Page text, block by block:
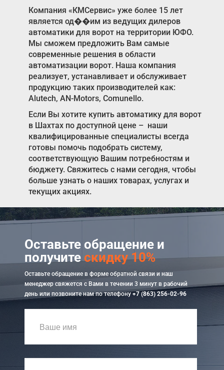
Компания «КМСервис» уже более 15 лет
является од��им из ведущих дилеров
автоматики для ворот на территории ЮФО.
Мы сможем предложить Вам самые
современные решения в области
автоматизации ворот. Наша компания
реализует, устанавливает и обслуживает
продукцию таких производителей как:
Alutech, AN-Motors, Comunello.
Если Вы хотите купить автоматику для ворот
в Шахтах по доступной цене – наши
квалифицированные специалисты всегда
готовы помочь подобрать систему,
соответствующую Вашим потребностям и
бюджету. Свяжитесь с нами сегодня, чтобы
больше узнать о наших товарах, услугах и
текущих акциях.
Оставьте обращение и
получитескидку 10%
Оставьте обращение в форме обратной связи и наш
менеджер свяжется с Вами в течении 3 минут в рабочий
день или позвоните нам по телефону+7 (863) 256-02-96